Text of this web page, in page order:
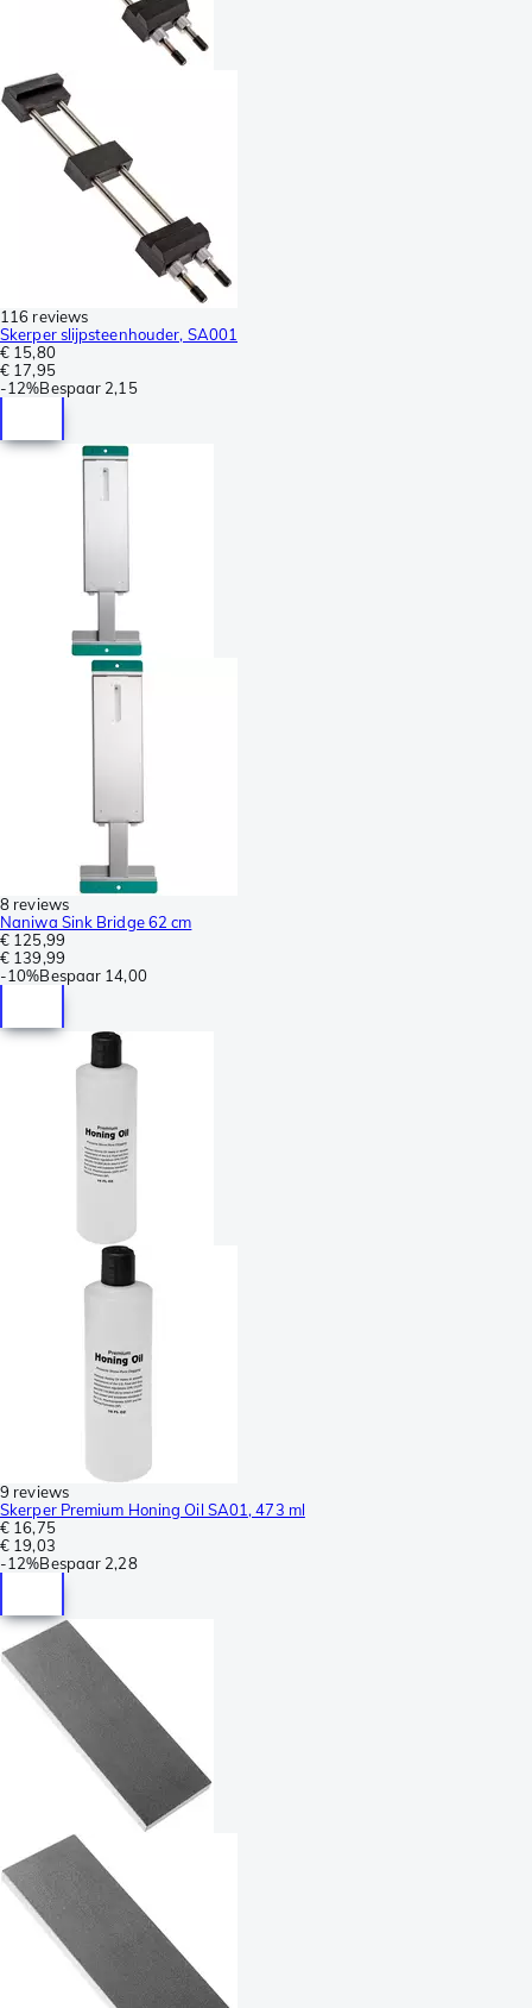
116 reviews
Skerper slijpsteenhouder, SA001
€ 15,80
€ 17,95
-12%Bespaar 2,15
8 reviews
Naniwa Sink Bridge 62 cm
€ 125,99
€ 139,99
-10%Bespaar 14,00
9 reviews
Skerper Premium Honing Oil SA01, 473 ml
€ 16,75
€ 19,03
-12%Bespaar 2,28